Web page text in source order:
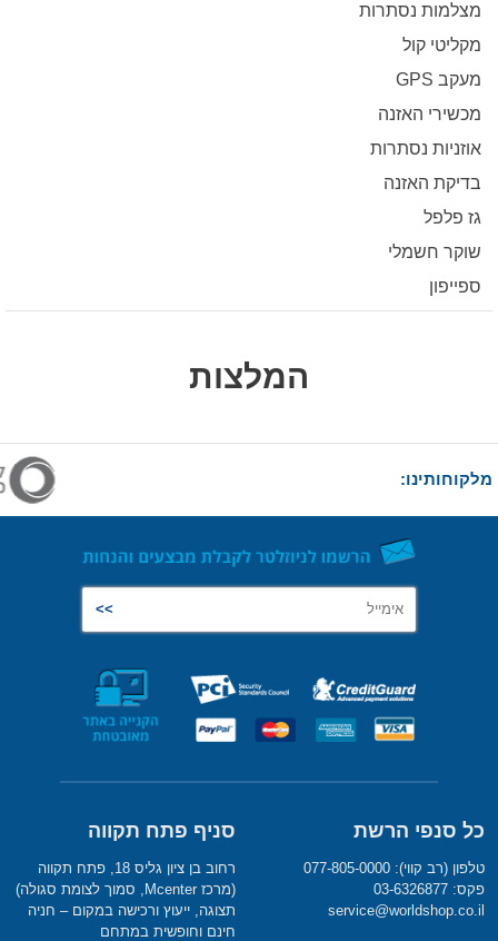
מצלמות נסתרות
מקליטי קול
מעקב GPS
מכשירי האזנה
אוזניות נסתרות
בדיקת האזנה
גז פלפל
שוקר חשמלי
ספייפון
המלצות
מלקוחותינו:
כל סנפי הרשת
טלפון (רב קווי): 077-805-0000
פקס: 03-6326877
service@worldshop.co.il
סניף פתח תקווה
רחוב בן ציון גליס 18, פתח תקווה
(מרכז Mcenter, סמוך לצומת סגולה)
תצוגה, ייעוץ ורכישה במקום – חניה
חינם וחופשית במתחם